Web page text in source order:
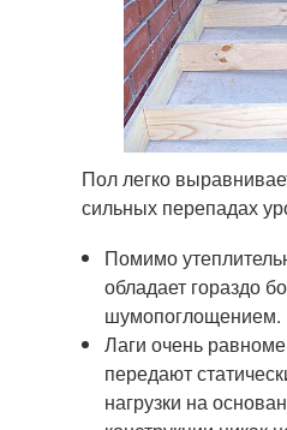
Пол легко
сильных перепадах
Помимо
обладает гораздо
шумопоглощением.
Лаги очень
передают
нагрузки на